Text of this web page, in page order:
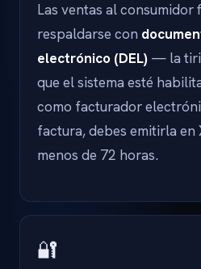
Las ventas al consumidor
respaldarse con
electrónico (DEL)— la
que el sistema esté
como facturador
factura, debes emitirla en
menos de 72 horas.
🔐